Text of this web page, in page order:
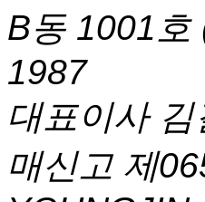
B동 1001호
1987
대표이사
매신고 제